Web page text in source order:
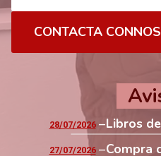
CONTACTA
28/07/2026 Libros
27/07/2026 Compra